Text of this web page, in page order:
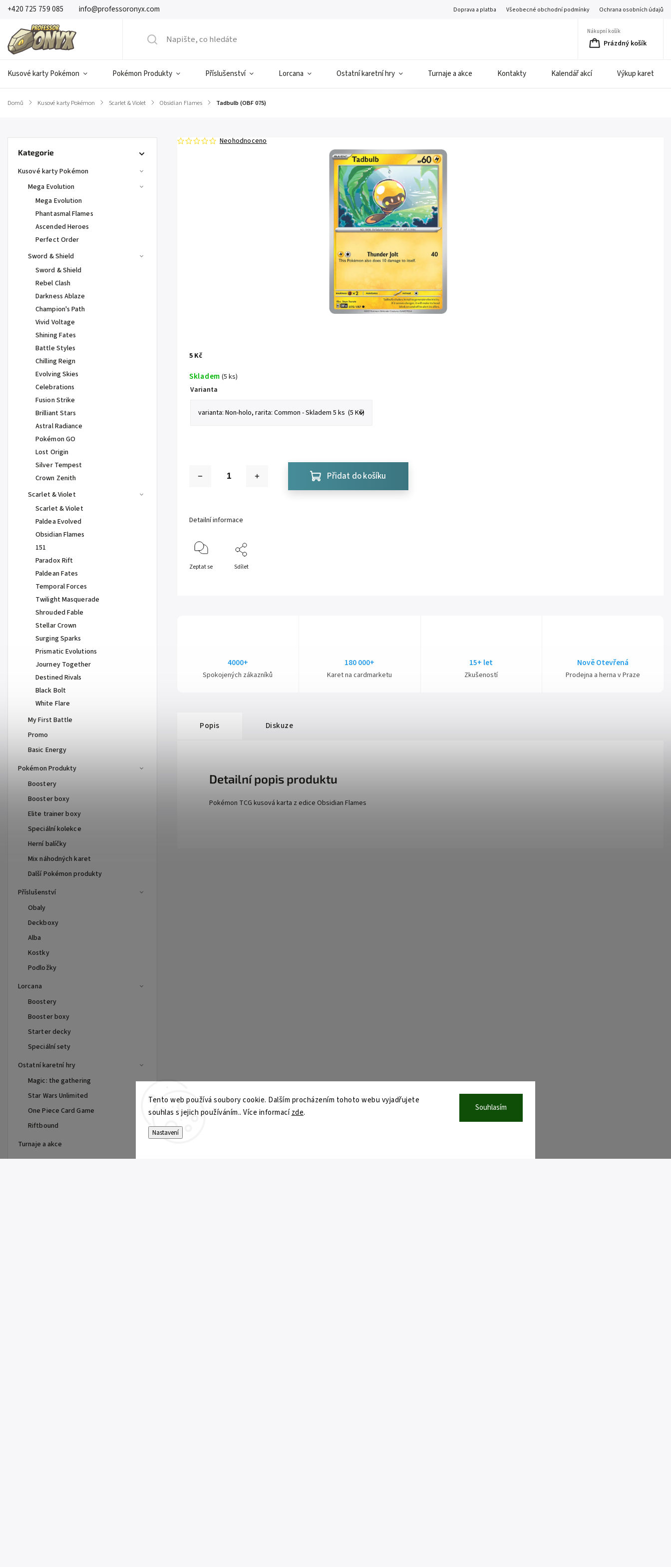
Tento web používá soubory cookie. Dalším procházením tohoto webu vyjadřujete
souhlas s jejich používáním.. Více informacízde.
Nastavení
Souhlasím
+420 725 759 085 info@professoronyx.com Doprava a platba Všeobecné obchodní podmínky Ochrana osobních údajů
Nákupní košík
Prázdný košík
Kusové karty Pokémon Pokémon Produkty Příslušenství Lorcana Ostatní karetní hry Turnaje a akce Kontakty Kalendář akcí Výkup karet
Domů / Kusové karty Pokémon / Scarlet & Violet / Obsidian Flames / Tadbulb (OBF 075)
Kategorie
Kusové karty Pokémon
Mega Evolution
Mega Evolution
Phantasmal Flames
Ascended Heroes
Perfect Order
Sword & Shield
Sword & Shield
Rebel Clash
Darkness Ablaze
Champion's Path
Vivid Voltage
Shining Fates
Battle Styles
Chilling Reign
Evolving Skies
Celebrations
Fusion Strike
Brilliant Stars
Astral Radiance
Pokémon GO
Lost Origin
Silver Tempest
Crown Zenith
Scarlet & Violet
Scarlet & Violet
Paldea Evolved
Obsidian Flames
151
Paradox Rift
Paldean Fates
Temporal Forces
Twilight Masquerade
Shrouded Fable
Stellar Crown
Surging Sparks
Prismatic Evolutions
Journey Together
Destined Rivals
Black Bolt
White Flare
My First Battle
Promo
Basic Energy
Pokémon Produkty
Boostery
Booster boxy
Elite trainer boxy
Speciální kolekce
Herní balíčky
Mix náhodných karet
Další Pokémon produkty
Příslušenství
Obaly
Deckboxy
Alba
Kostky
Podložky
Lorcana
Boostery
Booster boxy
Starter decky
Speciální sety
Ostatní karetní hry
Magic: the gathering
Star Wars Unlimited
One Piece Card Game
Riftbound
Turnaje a akce
Neohodnoceno
5 Kč
Skladem (5 ks)
Varianta
Přidat do košíku
Detailní informace
Zeptat se Sdílet
4000+
Spokojených zákazníků
180 000+
Karet na cardmarketu
15+ let
Zkušeností
Nově Otevřená
Prodejna a herna v Praze
Popis Diskuze
Detailní popis produktu
Pokémon TCG kusová karta z edice Obsidian Flames